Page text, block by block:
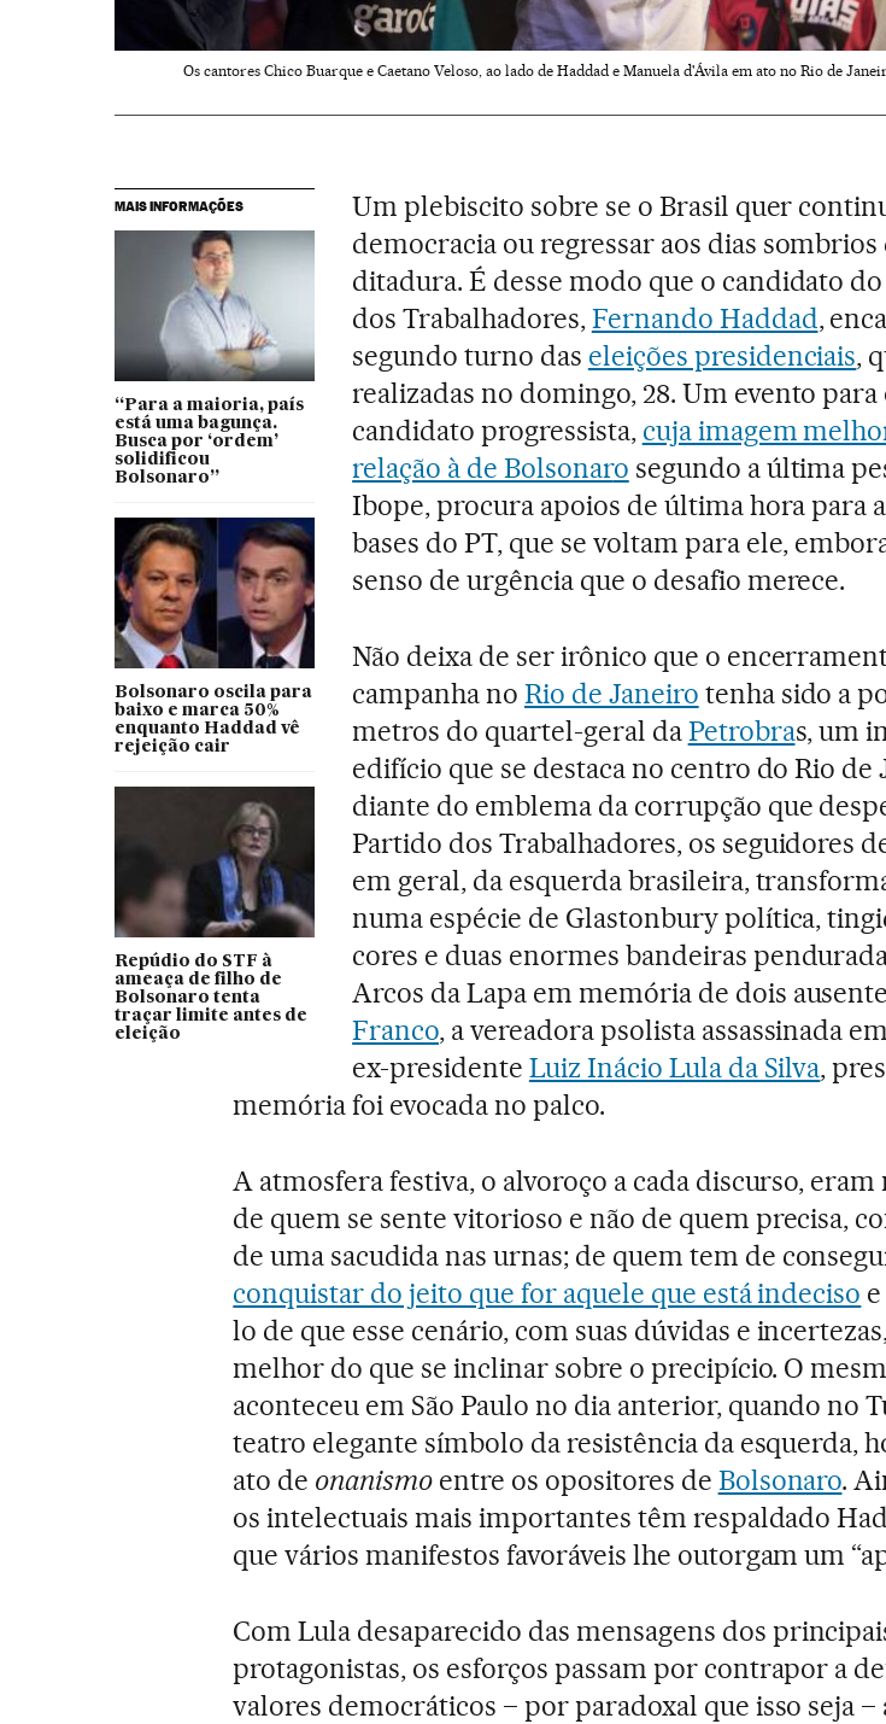
Os cantores Chico Buarque e Caetano Veloso, ao lado de Haddad e Manuela d'Ávila em ato no Rio de
MAIS INFORMAÇÕES
“Para a maioria, país
está uma bagunça.
Busca por ‘ordem’
solidificou
Bolsonaro”
Bolsonaro oscila para
baixo e marca 50%
enquanto Haddad vê
rejeição cair
Repúdio do STF à
ameaça de filho de
Bolsonaro tenta
traçar limite antes de
eleição
Um plebiscito sobre se o Brasil quer
democracia ou regressar aos dias sombrios
ditadura. É desse modo que o candidato
dos Trabalhadores,Fernando Haddad,
segundo turno das eleições presidenciais,
realizadas no domingo, 28. Um evento para
candidato progressista, cuja imagem
relação à de Bolsonaro segundo a última
Ibope, procura apoios de última hora para
bases do PT, que se voltam para ele,
senso de urgência que o desafio merece.
Não deixa de ser irônico que o
campanha no Rio de Janeiro tenha sido a
metros do quartel-geral daPetrobras, um
edifício que se destaca no centro do Rio de
diante do emblema da corrupção que
Partido dos Trabalhadores, os seguidores
em geral, da esquerda brasileira,
numa espécie de Glastonbury política,
cores e duas enormes bandeiras
Arcos da Lapa em memória de dois
Franco, a vereadora psolista assassinada
ex-presidente Luiz Inácio Lula da Silva,
memória foi evocada no palco.
A atmosfera festiva, o alvoroço a cada discurso,
de quem se sente vitorioso e não de quem precisa,
de uma sacudida nas urnas; de quem tem de
conquistar do jeito que for aquele que está indeciso
lo de que esse cenário, com suas dúvidas e
melhor do que se inclinar sobre o precipício. O
aconteceu em São Paulo no dia anterior, quando no
teatro elegante símbolo da resistência da esquerda,
ato de onanismo entre os opositores de Bolsonaro.
os intelectuais mais importantes têm respaldado
que vários manifestos favoráveis lhe outorgam um
Com Lula desaparecido das mensagens dos
protagonistas, os esforços passam por contrapor a
valores democráticos – por paradoxal que isso seja –